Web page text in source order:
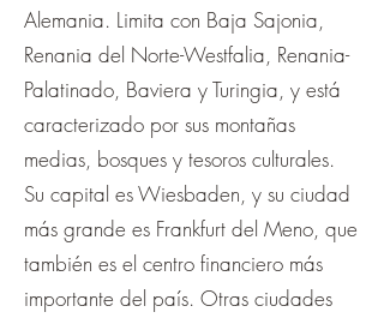
Alemania. Limita con Baja Sajonia,
Renania del Norte-Westfalia, Renania-
Palatinado, Baviera y Turingia, y está
caracterizado por sus montañas
medias, bosques y tesoros culturales.
Su capital es Wiesbaden, y su ciudad
más grande es Frankfurt del Meno, que
también es el centro financiero más
importante del país. Otras ciudades